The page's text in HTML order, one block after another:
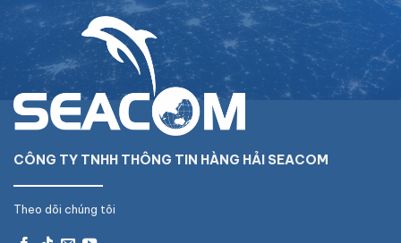
CÔNG TY TNHH THÔNG TIN HÀNG HẢI SEACOM
Theo dõi chúng tôi